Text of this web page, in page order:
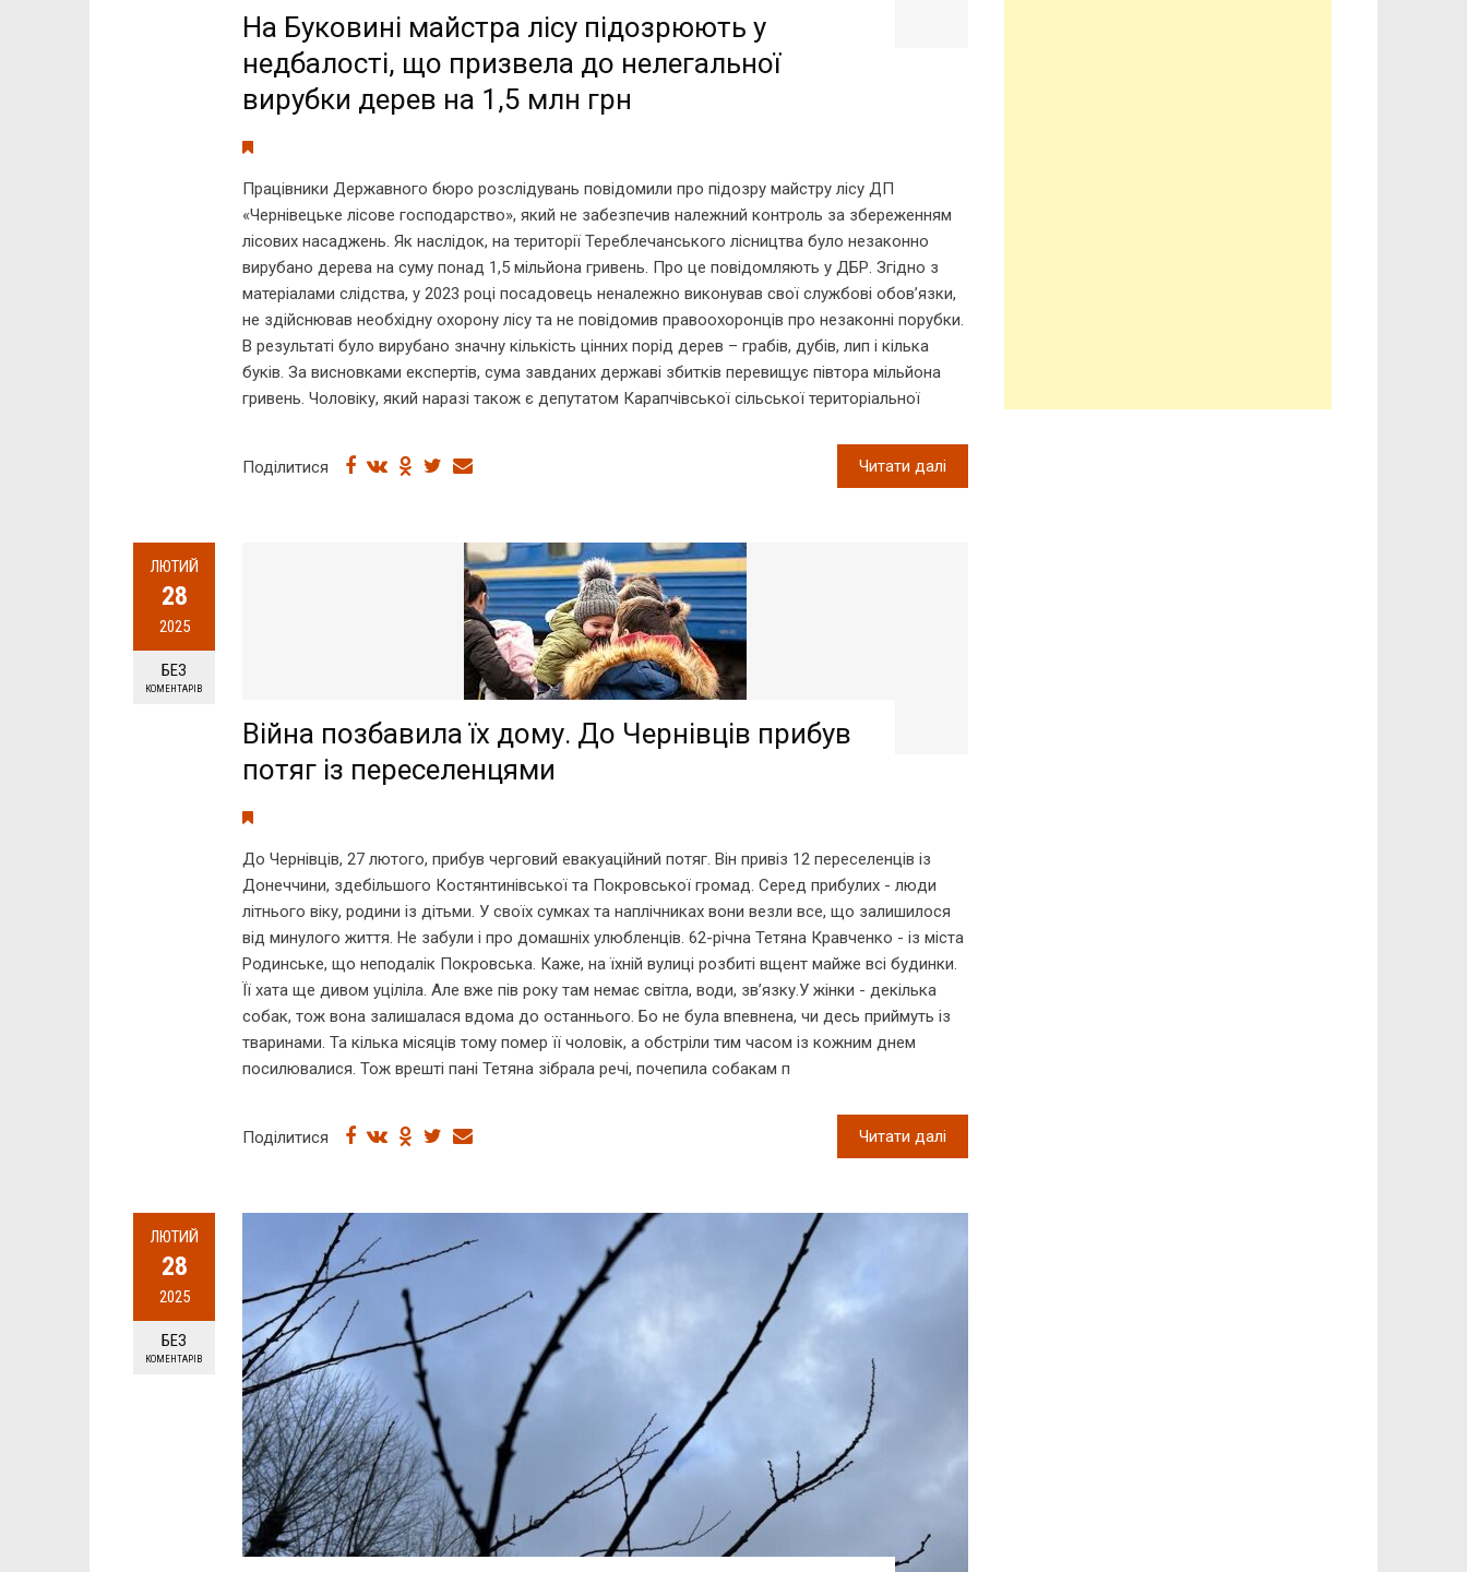
На Буковині майстра лісу підозрюють у
недбалості, що призвела до нелегальної
вирубки дерев на 1,5 млн грн
Працівники Державного бюро розслідувань повідомили про підозру майстру лісу ДП
«Чернівецьке лісове господарство», який не забезпечив належний контроль за збереженням
лісових насаджень. Як наслідок, на території Тереблечанського лісництва було незаконно
вирубано дерева на суму понад 1,5 мільйона гривень. Про це повідомляють у ДБР. Згідно з
матеріалами слідства, у 2023 році посадовець неналежно виконував свої службові обов’язки,
не здійснював необхідну охорону лісу та не повідомив правоохоронців про незаконні порубки.
В результаті було вирубано значну кількість цінних порід дерев – грабів, дубів, лип і кілька
буків. За висновками експертів, сума завданих державі збитків перевищує півтора мільйона
гривень. Чоловіку, який наразі також є депутатом Карапчівської сільської територіальної
Читати далі
Поділитися
ЛЮТИЙ
28
2025
БЕЗ
КОМЕНТАРІВ
Війна позбавила їх дому. До Чернівців прибув
потяг із переселенцями
До Чернівців, 27 лютого, прибув черговий евакуаційний потяг. Він привіз 12 переселенців із
Донеччини, здебільшого Костянтинівської та Покровської громад. Серед прибулих - люди
літнього віку, родини із дітьми. У своїх сумках та наплічниках вони везли все, що залишилося
від минулого життя. Не забули і про домашніх улюбленців. 62-річна Тетяна Кравченко - із міста
Родинське, що неподалік Покровська. Каже, на їхній вулиці розбиті вщент майже всі будинки.
Її хата ще дивом уціліла. Але вже пів року там немає світла, води, зв’язку.У жінки - декілька
собак, тож вона залишалася вдома до останнього. Бо не була впевнена, чи десь приймуть із
тваринами. Та кілька місяців тому помер її чоловік, а обстріли тим часом із кожним днем
посилювалися. Тож врешті пані Тетяна зібрала речі, почепила собакам п
Читати далі
Поділитися
ЛЮТИЙ
28
2025
БЕЗ
КОМЕНТАРІВ